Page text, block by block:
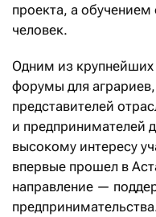
проекта, а
человек.
Одним из крупнейших
форумы для
представителей
и предпринимателей
высокому интересу
впервые прошел в
направление —